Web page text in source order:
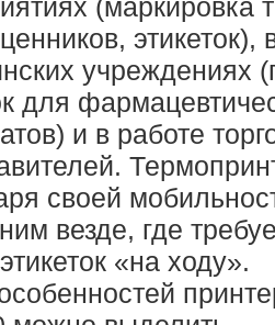
(маркировка
этикеток),
учреждениях
для
и в работе
своей
везде, где
«на ходу».